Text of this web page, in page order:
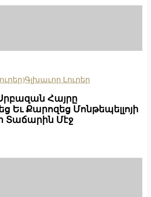
Գլխաւոր Լուրեր
Հայրը
Քարոզեց Մոնթեպելլոյի
Տաճարին Մէջ